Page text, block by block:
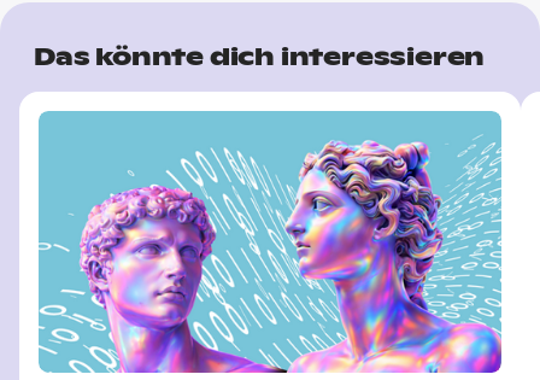
Das könnte dich interessieren